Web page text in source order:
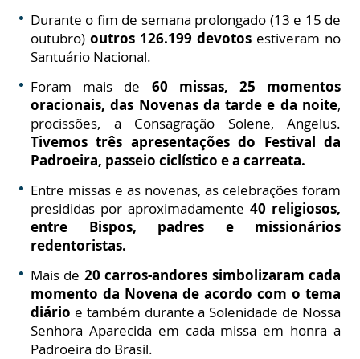
Durante o fim de semana prolongado (13 e 15 de
outubro) outros 126.199 devotos estiveram no
Santuário Nacional.
Foram mais de 60 missas, 25 momentos
oracionais, das Novenas da tarde e da noite,
procissões, a Consagração Solene, Angelus.
Tivemos três apresentações do Festival da
Padroeira, passeio ciclístico e a carreata.
Entre missas e as novenas, as celebrações foram
presididas por aproximadamente 40 religiosos,
entre Bispos, padres e missionários
redentoristas.
Mais de 20 carros-andores simbolizaram cada
momento da Novena de acordo com o tema
diário e também durante a Solenidade de Nossa
Senhora Aparecida em cada missa em honra a
Padroeira do Brasil.